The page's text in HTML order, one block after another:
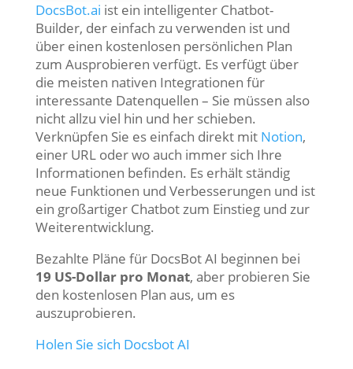
DocsBot.ai ist ein intelligenter Chatbot-
Builder, der einfach zu verwenden ist und
über einen kostenlosen persönlichen Plan
zum Ausprobieren verfügt. Es verfügt über
die meisten nativen Integrationen für
interessante Datenquellen – Sie müssen also
nicht allzu viel hin und her schieben.
Verknüpfen Sie es einfach direkt mit Notion,
einer URL oder wo auch immer sich Ihre
Informationen befinden. Es erhält ständig
neue Funktionen und Verbesserungen und ist
ein großartiger Chatbot zum Einstieg und zur
Weiterentwicklung.
Bezahlte Pläne für DocsBot AI beginnen bei
19 US-Dollar pro Monat, aber probieren Sie
den kostenlosen Plan aus, um es
auszuprobieren.
Holen Sie sich Docsbot AI